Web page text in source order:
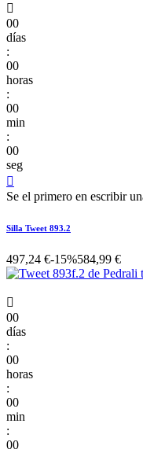

00
días
:
00
horas
:
00
min
:
00
seg

Se el primero en escribir
Silla Tweet 893.2
497,24 €-15%584,99 €

00
días
:
00
horas
:
00
min
:
00